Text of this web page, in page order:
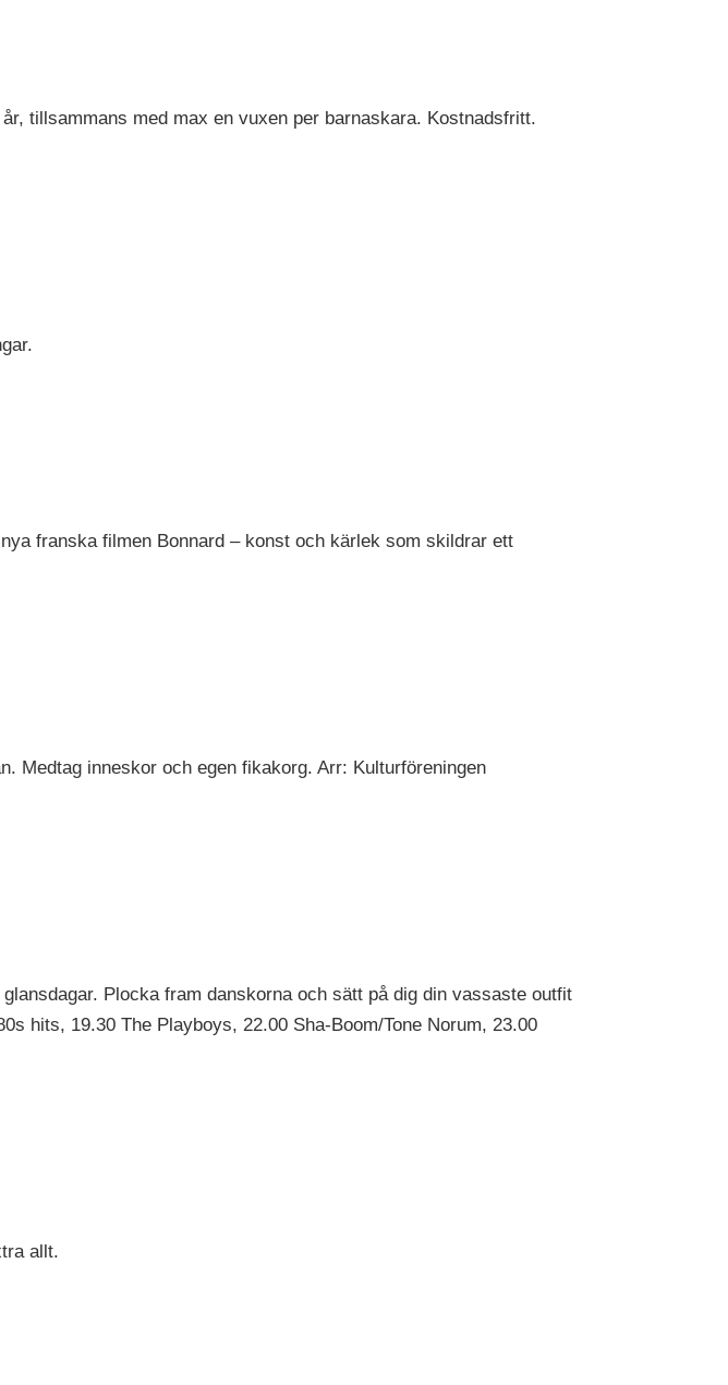
tillsammans med max en vuxen per barnaskara. Kostnadsfritt.
franska filmen Bonnard – konst och kärlek som skildrar ett
Medtag inneskor och egen fikakorg. Arr: Kulturföreningen
Plocka fram danskorna och sätt på dig din vassaste outfit
hits, 19.30 The Playboys, 22.00 Sha-Boom/Tone Norum, 23.00
allt.